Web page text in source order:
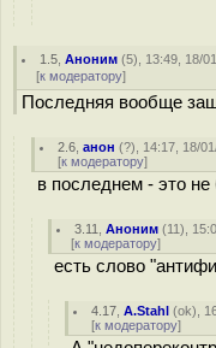
1.5 ,Аноним (5), 13:49, 18/
[к модератору]
Последняя вообще
2.6 ,анон (?), 14:17, 18/
[к модератору]
в последнем - это не
3.11 ,Аноним (11),
[к модератору]
есть слово
4.17 ,A.Stahl (ok),
[к модератору]